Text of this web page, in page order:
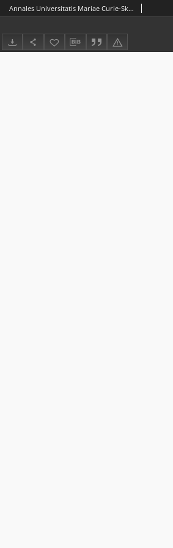
Annales Universitatis Mariae Curie-Skłodowska. Sectio AA, Chemia - Vol. 33 (1978) - Spis treści